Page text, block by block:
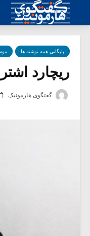
بایگانی همه نوشته ها
ریچارد
گفتگوی هارمونیک